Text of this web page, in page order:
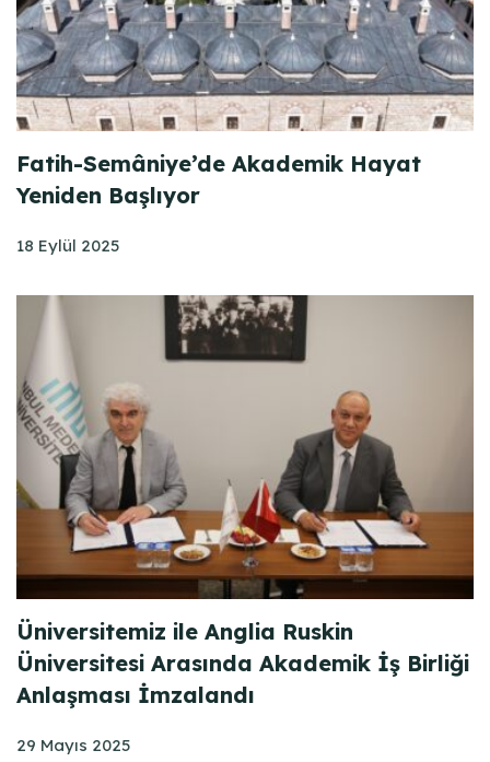
Fatih-Semâniye’de Akademik Hayat
Yeniden Başlıyor
18 Eylül 2025
Üniversitemiz ile Anglia Ruskin
Üniversitesi Arasında Akademik İş Birliği
Anlaşması İmzalandı
29 Mayıs 2025